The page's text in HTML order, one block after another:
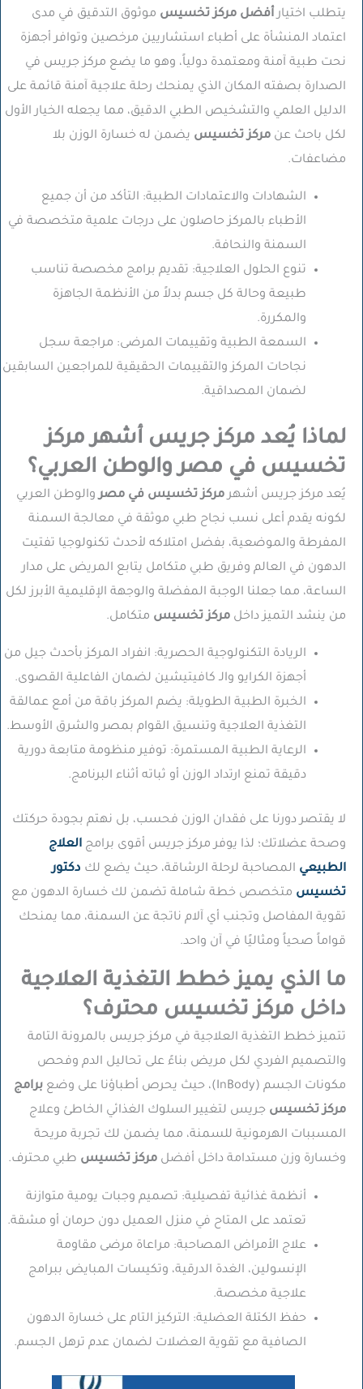
يتطلب اختيار أفضل مركز تخسيس موثوق التدقيق في مدى
اعتماد المنشأة على أطباء استشاريين مرخصين وتوافر أجهزة
نحت طبية آمنة ومعتمدة دولياً، وهو ما يضع مركز جريس في
الصدارة بصفته المكان الذي يمنحك رحلة علاجية آمنة قائمة على
الدليل العلمي والتشخيص الطبي الدقيق، مما يجعله الخيار الأول
لكل باحث عن مركز تخسيس يضمن له خسارة الوزن بلا
مضاعفات.
الشهادات والاعتمادات الطبية: التأكد من أن جميع
الأطباء بالمركز حاصلون على درجات علمية متخصصة في
السمنة والنحافة.
تنوع الحلول العلاجية: تقديم برامج مخصصة تناسب
طبيعة وحالة كل جسم بدلاً من الأنظمة الجاهزة
والمكررة.
السمعة الطبية وتقييمات المرضى: مراجعة سجل
نجاحات المركز والتقييمات الحقيقية للمراجعين السابقين
لضمان المصداقية.
لماذا يُعد مركز جريس أشهر مركز
تخسيس في مصر والوطن العربي؟
يُعد مركز جريس أشهر مركز تخسيس في مصروالوطن العربي
لكونه يقدم أعلى نسب نجاح طبي موثقة في معالجة السمنة
المفرطة والموضعية، بفضل امتلاكه لأحدث تكنولوجيا تفتيت
الدهون في العالم وفريق طبي متكامل يتابع المريض على مدار
الساعة، مما جعلنا الوجبة المفضلة والوجهة الإقليمية الأبرز لكل
من ينشد التميز داخل مركز تخسيس متكامل.
الريادة التكنولوجية الحصرية: انفراد المركز بأحدث جيل من
أجهزة الكرايو والـ كافيتيشين لضمان الفاعلية القصوى.
الخبرة الطبية الطويلة: يضم المركز باقة من أمع عمالقة
التغذية العلاجية وتنسيق القوام بمصر والشرق الأوسط.
الرعاية الطبية المستمرة: توفير منظومة متابعة دورية
دقيقة تمنع ارتداد الوزن أو ثباته أثناء البرنامج.
لا يقتصر دورنا على فقدان الوزن فحسب، بل نهتم بجودة حركتك
وصحة عضلاتك؛ لذا يوفر مركز جريس أقوى برامج العلاج
الطبيعي المصاحبة لرحلة الرشاقة، حيث يضع لك دكتور
تخسيس متخصص خطة شاملة تضمن لك خسارة الدهون مع
تقوية المفاصل وتجنب أي آلام ناتجة عن السمنة، مما يمنحك
قواماً صحياً ومثاليًا في آن واحد.
ما الذي يميز خطط التغذية العلاجية
داخل مركز تخسيس محترف؟
تتميز خطط التغذية العلاجية في مركز جريس بالمرونة التامة
والتصميم الفردي لكل مريض بناءً على تحاليل الدم وفحص
مكونات الجسم (InBody)، حيث يحرص أطباؤنا على وضع
برامج
مركز تخسيس جريس لتغيير السلوك الغذائي الخاطئ وعلاج
المسببات الهرمونية للسمنة، مما يضمن لك تجربة مريحة
وخسارة وزن مستدامة داخل أفضل مركز تخسيس طبي محترف.
أنظمة غذائية تفصيلية: تصميم وجبات يومية متوازنة
تعتمد على المتاح في منزل العميل دون حرمان أو مشقة.
علاج الأمراض المصاحبة: مراعاة مرضى مقاومة
الإنسولين، الغدة الدرقية، وتكيسات المبايض ببرامج
علاجية مخصصة.
حفظ الكتلة العضلية: التركيز التام على خسارة الدهون
الصافية مع تقوية العضلات لضمان عدم ترهل الجسم.